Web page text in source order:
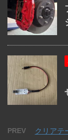
PREV クリアテ